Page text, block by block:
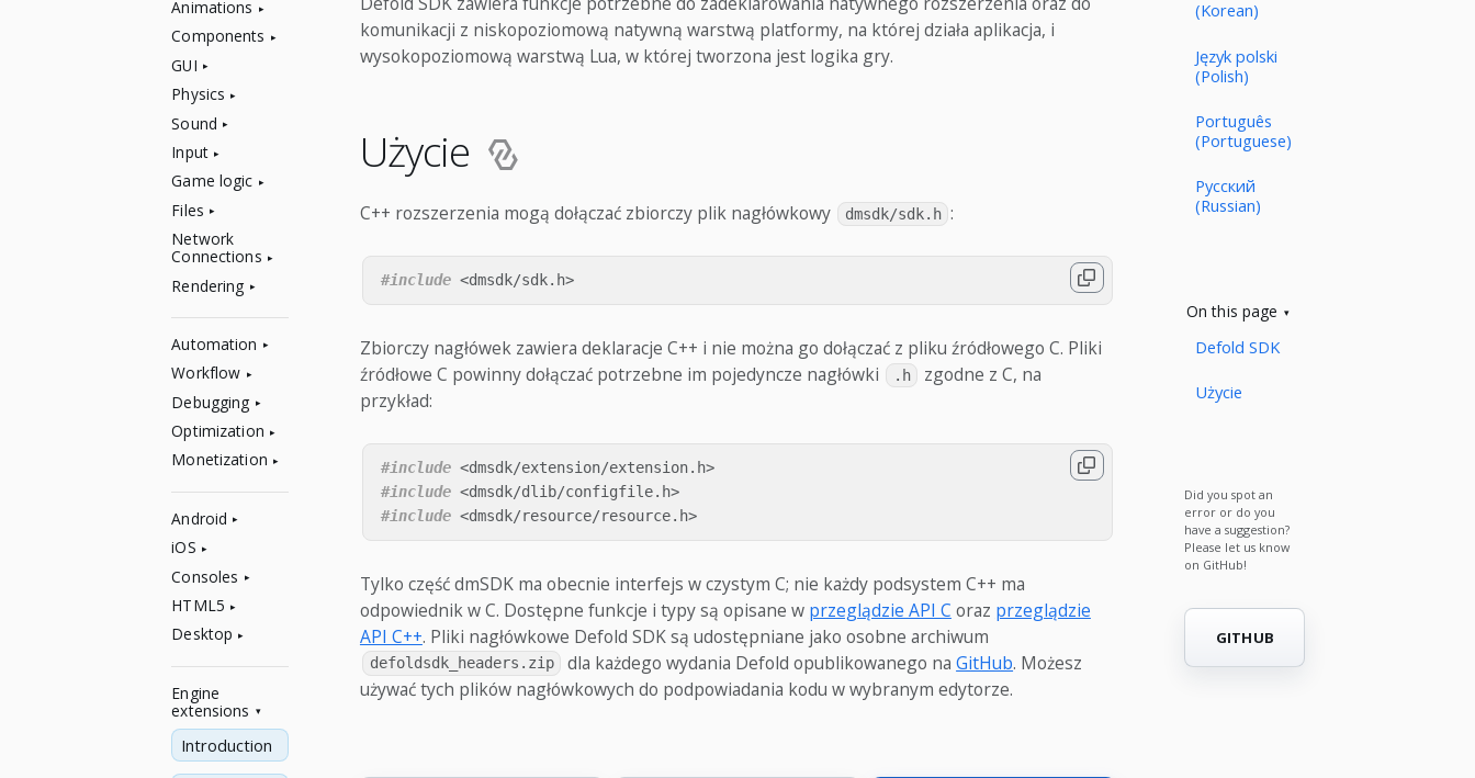
Animations
Components
GUI
Physics
Sound
Input
Game logic
Files
Network
Connections
Rendering
Automation
Workflow
Debugging
Optimization
Monetization
Android
iOS
Consoles
HTML5
Desktop
Engine
extensions
Introduction
komunikacji z niskopoziomową natywną warstwą platformy, na której działa aplikacja, i
wysokopoziomową warstwą Lua, w której tworzona jest logika gry.
Użycie
C++ rozszerzenia mogą dołączać zbiorczy plik nagłówkowy dmsdk/sdk.h :
#include <dmsdk/sdk.h>
Zbiorczy nagłówek zawiera deklaracje C++ i nie można go dołączać z pliku źródłowego C. Pliki
źródłowe C powinny dołączać potrzebne im pojedyncze nagłówki
.h
zgodne z C, na
przykład:
#include <dmsdk/extension/extension.h>
#include <dmsdk/dlib/configfile.h>
#include <dmsdk/resource/resource.h>
Tylko część dmSDK ma obecnie interfejs w czystym C; nie każdy podsystem C++ ma
odpowiednik w C. Dostępne funkcje i typy są opisane w przeglądzie API C oraz przeglądzie
API C++. Pliki nagłówkowe Defold SDK są udostępniane jako osobne archiwum
defoldsdk_headers.zip dla każdego wydania Defold opublikowanego naGitHub. Możesz
używać tych plików nagłówkowych do podpowiadania kodu w wybranym edytorze.
(Korean)
Język polski
(Polish)
Português
(Portuguese)
Русский
(Russian)
On this page
Defold SDK
Użycie
Did you spot an
error or do you
have a suggestion?
Please let us know
on GitHub!
GITHUB